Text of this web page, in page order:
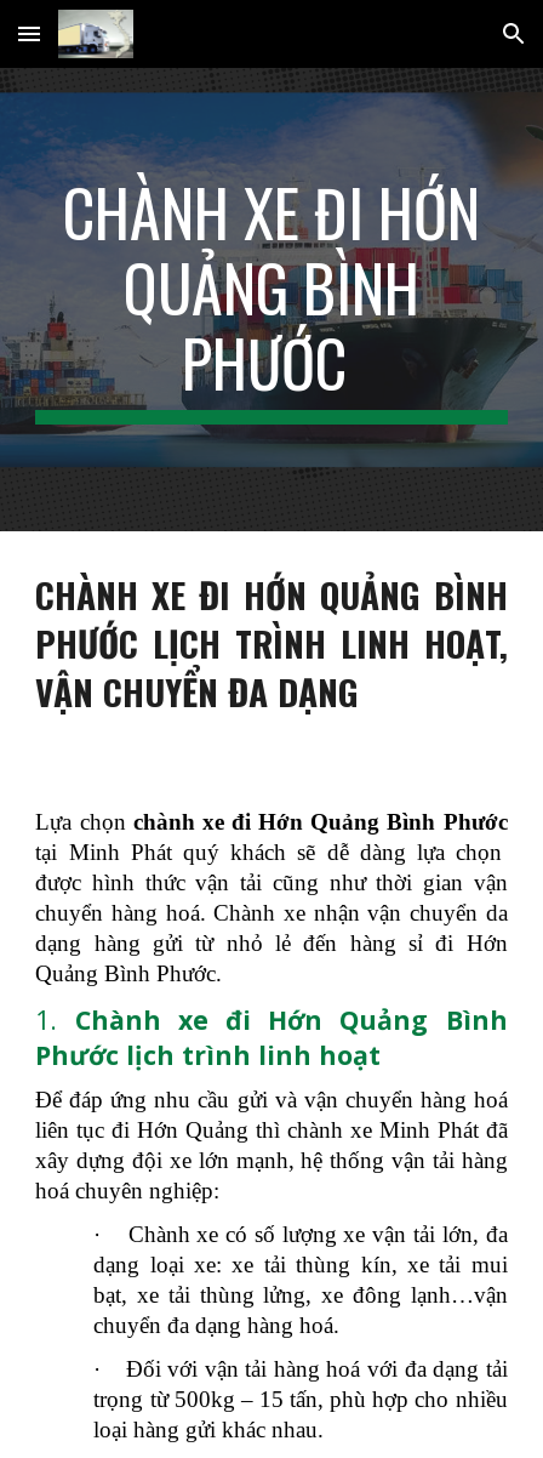
Skip to main content Skip to navigation
CHÀNH XE ĐI HỚN
QUẢNG BÌNH
PHƯỚC
CHÀNH XE ĐI HỚN QUẢNG BÌNH
PHƯỚC LỊCH TRÌNH LINH HOẠT,
VẬN CHUYỂN ĐA DẠNG
Lựa chọn chành xe đi Hớn Quảng Bình Phước
tại Minh Phát quý khách sẽ dễ dàng lựa chọn
được hình thức vận tải cũng như thời gian vận
chuyển hàng hoá. Chành xe nhận vận chuyển da
dạng hàng gửi từ nhỏ lẻ đến hàng sỉ đi Hớn
Quảng Bình Phước.
1. Chành xe đi Hớn Quảng Bình
Phước lịch trình linh hoạt
Để đáp ứng nhu cầu gửi và vận chuyển hàng hoá
liên tục đi Hớn Quảng thì chành xe Minh Phát đã
xây dựng đội xe lớn mạnh, hệ thống vận tải hàng
hoá chuyên nghiệp:
·
Chành xe có số lượng xe vận tải lớn, đa
dạng loại xe: xe tải thùng kín, xe tải mui
bạt, xe tải thùng lửng, xe đông lạnh…vận
chuyển đa dạng hàng hoá.
·
Đối với vận tải hàng hoá với đa dạng tải
trọng từ 500kg – 15 tấn, phù hợp cho nhiều
loại hàng gửi khác nhau.